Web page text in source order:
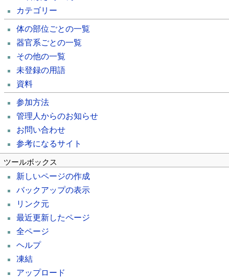
カテゴリー
体の部位ごとの一覧
器官系ごとの一覧
その他の一覧
未登録の用語
資料
参加方法
管理人からのお知らせ
お問い合わせ
参考になるサイト
ツールボックス
新しいページの作成
バックアップの表示
リンク元
最近更新したページ
全ページ
ヘルプ
凍結
アップロード